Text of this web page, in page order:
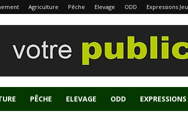
Agriculture Pêche Elevage ODD Expressions
PÊCHE ELEVAGE ODD